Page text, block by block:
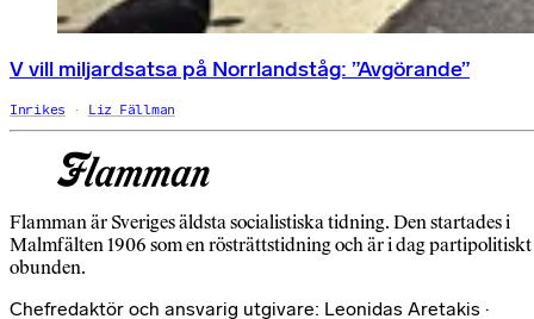
V vill miljardsatsa på Norrlandståg: ”Avgörande”
Inrikes Liz Fällman
Flamman är Sveriges äldsta socialistiska tidning. Den startades i
Malmfälten 1906 som en rösträttstidning och är i dag partipolitiskt
obunden.
Chefredaktör och ansvarig utgivare: Leonidas Aretakis ·